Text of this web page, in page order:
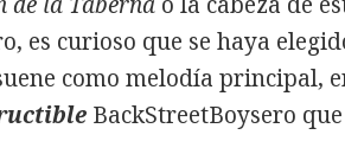
es curioso que se haya
como melodía principal,
BackStreetBoysero